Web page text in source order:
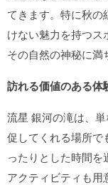
てきます。特に秋の
けない魅力を持つス
その自然の神秘に満
訪れる価値のある体
流星 銀河の滝は、
促してくれる場所で
ったりとした時間
アクティビティも